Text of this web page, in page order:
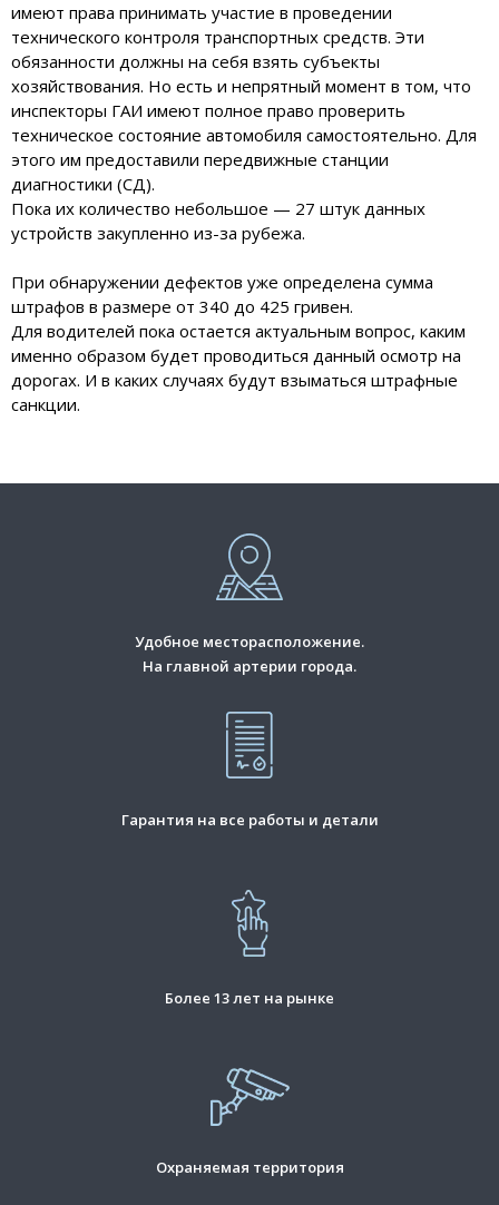
имеют права принимать участие в проведении
технического контроля транспортных средств. Эти
обязанности должны на себя взять субъекты
хозяйствования. Но есть и непрятный момент в том, что
инспекторы ГАИ имеют полное право проверить
техническое состояние автомобиля самостоятельно. Для
этого им предоставили передвижные станции
диагностики (СД).
Пока их количество небольшое — 27 штук данных
устройств закупленно из-за рубежа.
При обнаружении дефектов уже определена сумма
штрафов в размере от 340 до 425 гривен.
Для водителей пока остается актуальным вопрос, каким
именно образом будет проводиться данный осмотр на
дорогах. И в каких случаях будут взыматься штрафные
санкции.
Удобное месторасположение.
На главной артерии города.
Гарантия на все работы и детали
Более 13 лет на рынке
Охраняемая территория